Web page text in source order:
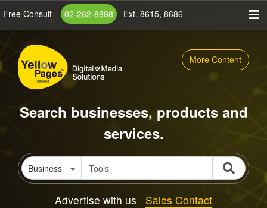
content
Free Consult 02-262-8888 Ext. 8615, 8686
More Content
Search businesses, products and
services.
Business
Advertise with us Sales Contact